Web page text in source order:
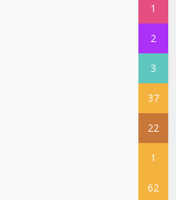
1
2
3
37
22
1
62